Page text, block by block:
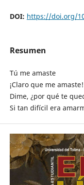
DOI: https://doi.org/
Resumen
Tú me amaste
¡Claro que me amaste!
Dime, ¿por qué te
Si tan difícil era